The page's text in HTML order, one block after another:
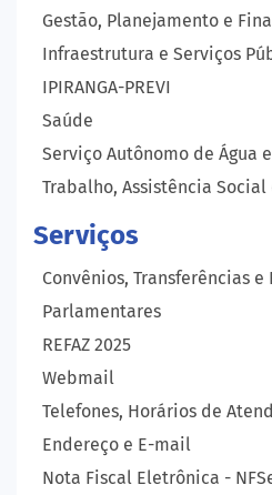
Gestão, Planejamento e
Infraestrutura e Serviços
IPIRANGA-PREVI
Saúde
Serviço Autônomo de Água e
Trabalho, Assistência Social
Serviços
Convênios, Transferências e
Parlamentares
REFAZ 2025
Webmail
Telefones, Horários de
Endereço e E-mail
Nota Fiscal Eletrônica -